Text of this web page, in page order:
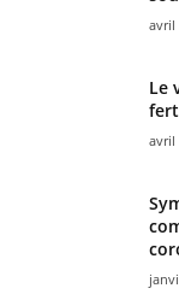
avril
Le
avril